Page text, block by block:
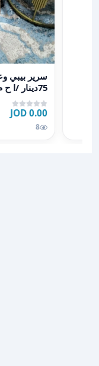
عرض تفاصيل سرير
سرير بيبي
75دينار /ا ح م دع٥
0.00 JOD
8